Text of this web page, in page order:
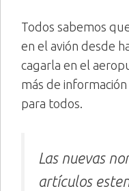
Todos sabemos
en el avión desde
cagarla en el
más de
para todos.
Las nuevas
artículos